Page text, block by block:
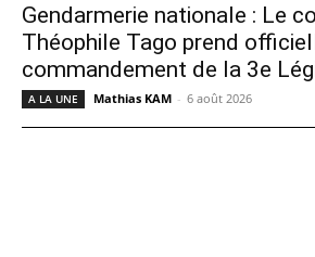
Gendarmerie nationale : Le
Théophile Tago prend
commandement de la 3e
A LA UNE Mathias KAM - 6 août 2026